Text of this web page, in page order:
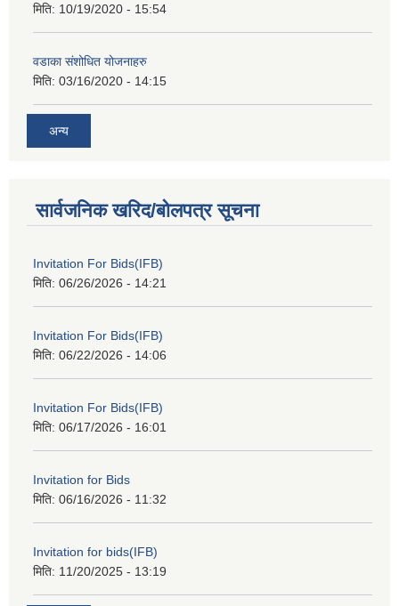
मिति: 10/19/2020 - 15:54
वडाका संशोधित योजनाहरु
मिति: 03/16/2020 - 14:15
अन्य
सार्वजनिक खरिद/बोलपत्र सूचना
Invitation For Bids(IFB)
मिति: 06/26/2026 - 14:21
Invitation For Bids(IFB)
मिति: 06/22/2026 - 14:06
Invitation For Bids(IFB)
मिति: 06/17/2026 - 16:01
Invitation for Bids
मिति: 06/16/2026 - 11:32
Invitation for bids(IFB)
मिति: 11/20/2025 - 13:19